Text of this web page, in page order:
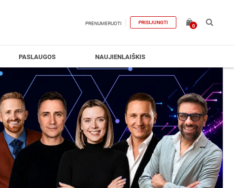
PRENUMERUOTI PRISIJUNGTI
0
PASLAUGOS NAUJIENLAIŠKIS